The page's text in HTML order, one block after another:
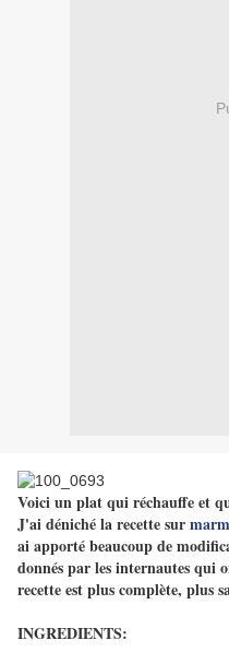
Voici un plat qui réchauffe et
J'ai déniché la recette sur
ai apporté beaucoup de
donnés par les internautes qui
recette est plus complète, plus
INGREDIENTS: